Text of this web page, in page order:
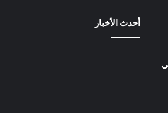
أحدث الأخبار